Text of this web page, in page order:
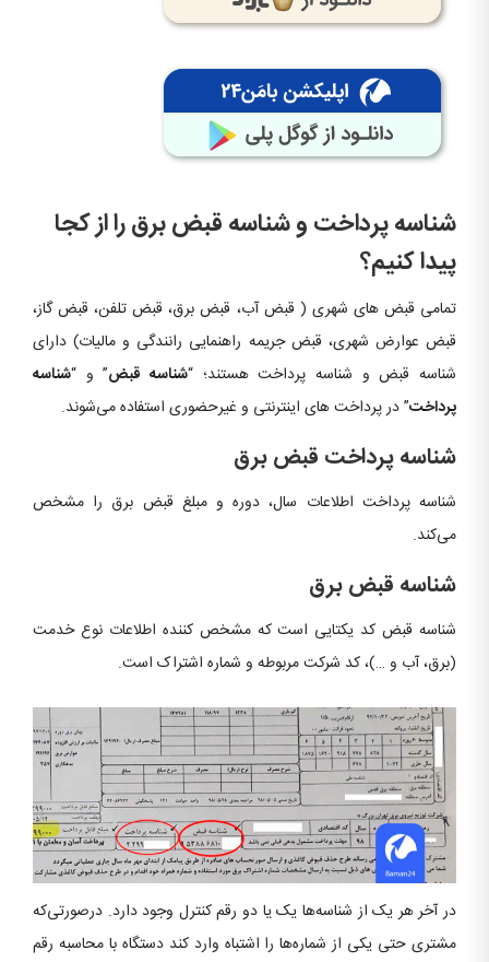
شناسه پرداخت و شناسه قبض برق را از کجا
پیدا کنیم؟
تمامی قبض های شهری ( قبض آب، قبض برق، قبض تلفن، قبض گاز،
قبض عوارض شهری، قبض جریمه راهنمایی رانندگی و مالیات) دارای
شناسه قبض و شناسه پرداخت هستند؛ “شناسه قبض” و “شناسه
پرداخت” در پرداخت های اینترنتی و غیرحضوری استفاده می‌شوند.
شناسه پرداخت قبض برق
شناسه پرداخت اطلاعات سال، دوره و مبلغ قبض برق را مشخص
می‌کند.
شناسه قبض برق
شناسه قبض کد یکتایی است که مشخص کننده اطلاعات نوع خدمت
(برق، آب و …)، کد شرکت مربوطه و شماره اشتراک است.
در آخر هر یک از شناسه‌ها یک یا دو رقم کنترل وجود دارد. درصورتی‌که
مشتری حتی یکی از شماره‌ها را اشتباه وارد کند دستگاه با محاسبه رقم